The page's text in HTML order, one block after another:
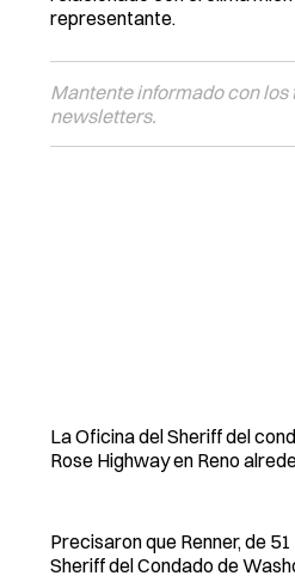
representante.
Mantente informado con
newsletters.
La Oficina del Sheriff del
Rose Highway en Reno
Precisaron que Renner, de
Sheriff del Condado de